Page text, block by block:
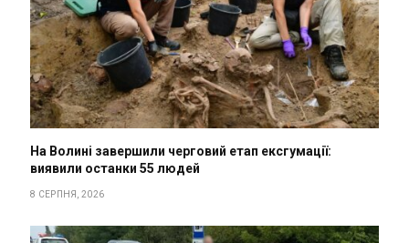
На Волині завершили черговий етап ексгумації:
виявили останки 55 людей
8 СЕРПНЯ, 2026